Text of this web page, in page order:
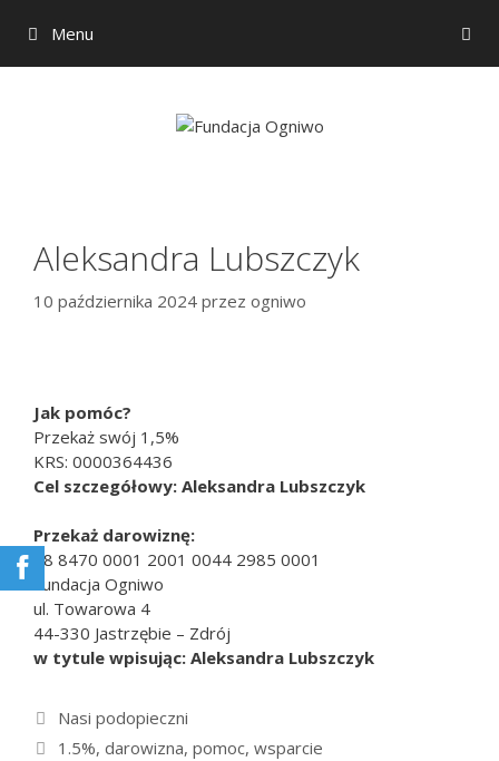
Menu
Aleksandra Lubszczyk
10 października 2024 przez ogniwo
Jak pomóc?
Przekaż swój 1,5%
KRS: 0000364436
Cel szczegółowy: Aleksandra Lubszczyk
Przekaż darowiznę:
68 8470 0001 2001 0044 2985 0001
Fundacja Ogniwo
ul. Towarowa 4
44-330 Jastrzębie – Zdrój
w tytule wpisując: Aleksandra Lubszczyk
Kategorie
Nasi podopieczni
Tagi
1.5%, darowizna, pomoc, wsparcie